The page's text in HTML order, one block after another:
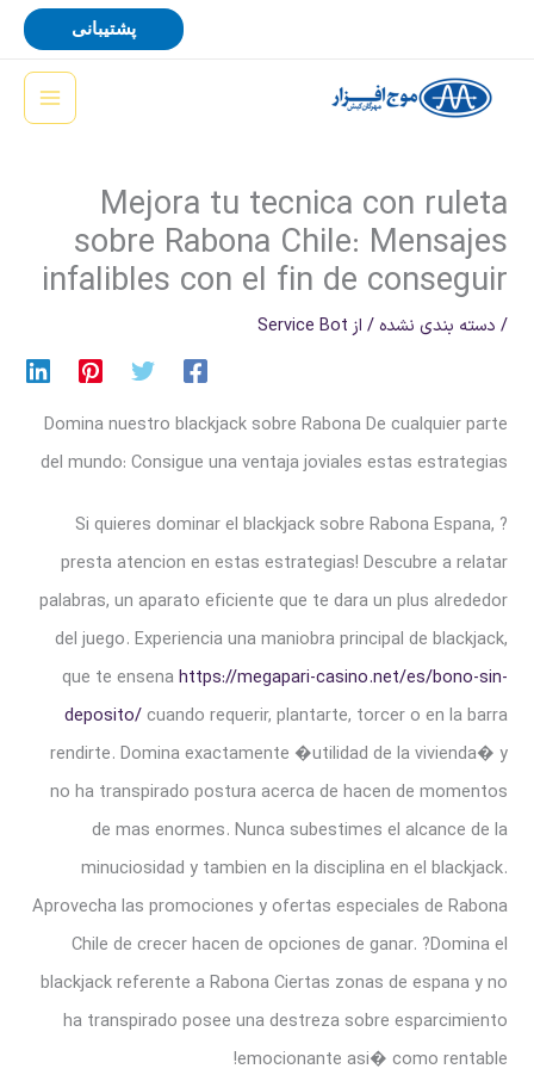
پشتیبانی
Mejora tu tecnica con ruleta
sobre Rabona Chile: Mensajes
infalibles con el fin de conseguir
/ دسته بندی نشده/ از Service Bot
Domina nuestro blackjack sobre Rabona De cualquier parte
del mundo: Consigue una ventaja joviales estas estrategias
Si quieres dominar el blackjack sobre Rabona Espana, ?
presta atencion en estas estrategias! Descubre a relatar
palabras, un aparato eficiente que te dara un plus alrededor
del juego. Experiencia una maniobra principal de blackjack,
que te ensenahttps://megapari-casino.net/es/bono-sin-
deposito/cuando requerir, plantarte, torcer o en la barra
rendirte. Domina exactamente �utilidad de la vivienda� y
no ha transpirado postura acerca de hacen de momentos
de mas enormes. Nunca subestimes el alcance de la
minuciosidad y tambien en la disciplina en el blackjack.
Aprovecha las promociones y ofertas especiales de Rabona
Chile de crecer hacen de opciones de ganar. ?Domina el
blackjack referente a Rabona Ciertas zonas de espana y no
ha transpirado posee una destreza sobre esparcimiento
emocionante asi� como rentable!